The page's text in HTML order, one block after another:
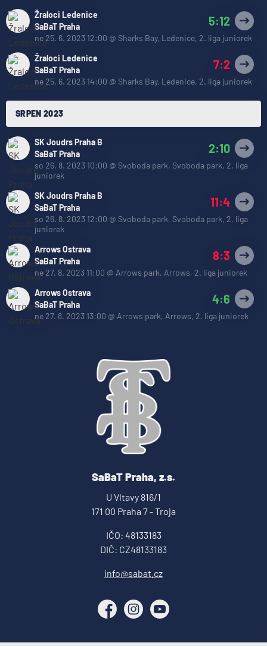
Žraloci Ledenice
SaBaT Praha
5:12
ne 25. 6. 2023 12:00 @ Sharks Bay, Ledenice, 2. liga juniorek
Žraloci Ledenice
SaBaT Praha
7:2
ne 25. 6. 2023 14:00 @ Sharks Bay, Ledenice, 2. liga juniorek
SRPEN 2023
SK Joudrs Praha B
SaBaT Praha
2:10
so 26. 8. 2023 10:00 @ Svoboda park, Svoboda park, 2. liga
juniorek
SK Joudrs Praha B
SaBaT Praha
11:4
so 26. 8. 2023 12:00 @ Svoboda park, Svoboda park, 2. liga
juniorek
Arrows Ostrava
SaBaT Praha
8:3
ne 27. 8. 2023 11:00 @ Arrows park, Arrows, 2. liga juniorek
Arrows Ostrava
SaBaT Praha
4:6
ne 27. 8. 2023 13:00 @ Arrows park, Arrows, 2. liga juniorek
SaBaT Praha, z.s.
U Vltavy 816/1
171 00 Praha 7 - Troja
IČO: 48133183
DIČ: CZ48133183
info@sabat.cz
FacebookInstagramYouTube